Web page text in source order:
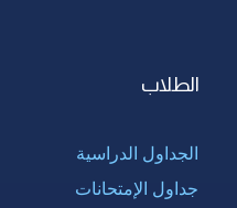
الطلاب
الجداول الدراسية
جداول الإمتحانات